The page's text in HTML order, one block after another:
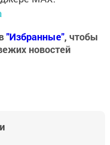
"Избранные", чтобы
новостей